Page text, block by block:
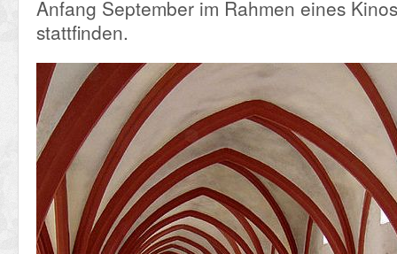
Anfang September im Rahmen eines
stattfinden.